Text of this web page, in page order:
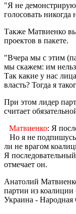
"Я не демонстрирую
голосовать никогда
Также Матвиенко
проектов в пакете.
"Вчера мы с этим
мы скажем: им
Так какие у нас
власть? Тогда я
При этом лидер
считает
Матвиенко: Я
Но я не
ли не врагом
Я
отмечает он.
Анатолий
партии из
Украина - Народная